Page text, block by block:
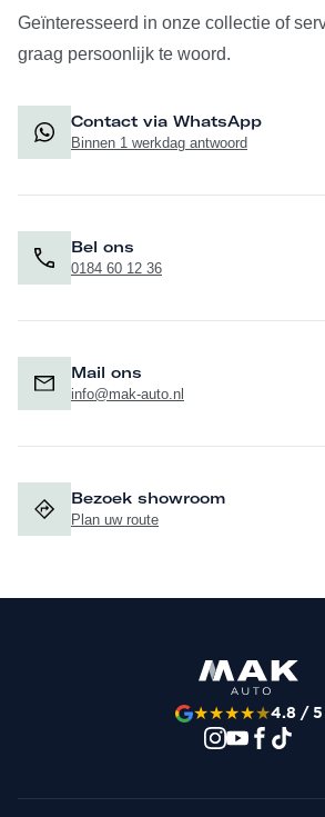
Geïnteresseerd in onze collectie of
graag persoonlijk te woord.
Contact via WhatsApp
Binnen 1 werkdag antwoord
Bel ons
0184 60 12 36
Mail ons
info@mak-auto.nl
Bezoek showroom
Plan uw route
★★★★★4.8 / 5